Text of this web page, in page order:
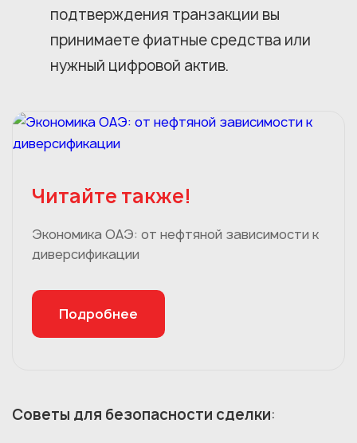
подтверждения транзакции вы
принимаете фиатные средства или
нужный цифровой актив.
Читайте также!
Экономика ОАЭ: от нефтяной зависимости к
диверсификации
Подробнее
Советы для безопасности сделки: